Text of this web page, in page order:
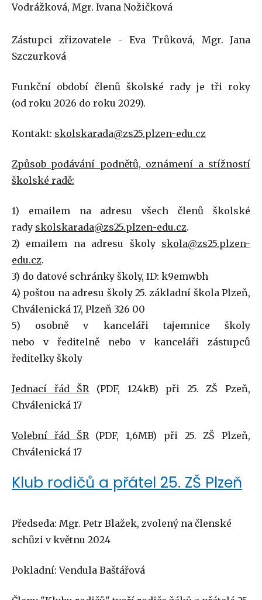
Vodrážková, Mgr. Ivana Nožičková
Zástupci zřizovatele - Eva Trůková, Mgr. Jana
Szczurková
Funkční období členů školské rady je tři roky
(od roku 2026 do roku 2029).
Kontakt: skolskarada@zs25.plzen-edu.cz
Způsob podávání podnětů, oznámení a stížností
školské radě:
1) emailem na adresu všech členů školské
rady skolskarada@zs25.plzen-edu.cz.
2) emailem na adresu školy skola@zs25.plzen-
edu.cz.
3) do datové schránky školy, ID: k9emwbh
4) poštou na adresu školy 25. základní škola Plzeň,
Chválenická 17, Plzeň 326 00
5) osobně v kanceláři tajemnice školy
nebo v ředitelně nebo v kanceláři zástupců
ředitelky školy
Jednací řád ŠR(PDF, 124kB) při 25. ZŠ Pzeň,
Chválenická 17
Volební řád ŠR(PDF, 1,6MB) při 25. ZŠ Plzeň,
Chválenická 17
Klub rodičů a přátel 25. ZŠ Plzeň
Předseda: Mgr. Petr Blažek, zvolený na členské
schůzi v květnu 2024
Pokladní: Vendula Baštářová